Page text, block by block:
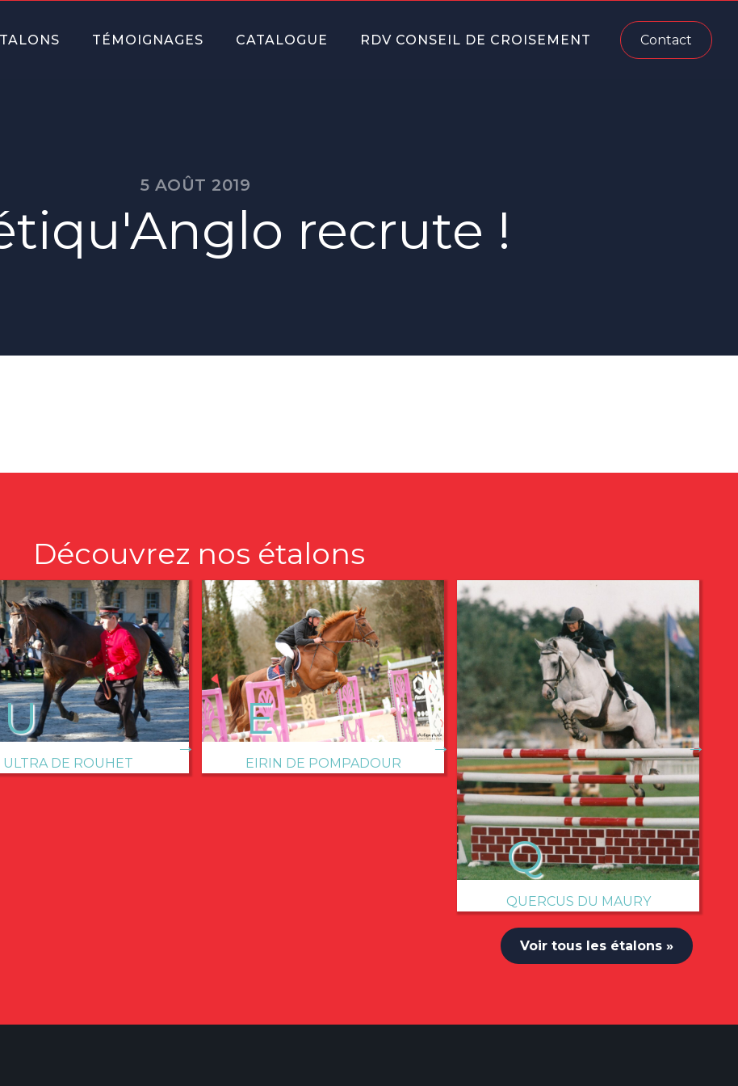
TÉMOIGNAGES CATALOGUE RDV CONSEIL DE CROISEMENT Contact
5 AOÛT 2019
recrute !
Découvrez nos étalons
ULTRA DE ROUHET
→
EIRIN DE POMPADOUR
→
QUERCUS DU MAURY
→
Voir tous les étalons »